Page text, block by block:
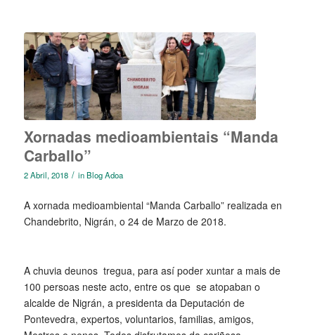
Xornadas medioambientais “Manda
Carballo”
2 Abril, 2018 / inBlog Adoa
A xornada medioambiental “Manda Carballo” realizada en
Chandebrito, Nigrán, o 24 de Marzo de 2018.
A chuvia deunos tregua, para así poder xuntar a mais de
100 persoas neste acto, entre os que se atopaban o
alcalde de Nigrán, a presidenta da Deputación de
Pontevedra, expertos, voluntarios, familias, amigos,